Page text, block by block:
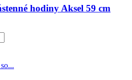
hodiny Aksel 59 cm